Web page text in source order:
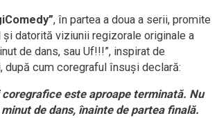
, în partea a doua a serii, promite
datorită viziunii regizorale originale a
de dans, sau Uf!!!”, inspirat de
după cum coregraful însuși declară:
este aproape terminată. Nu
de dans, înainte de partea finală.